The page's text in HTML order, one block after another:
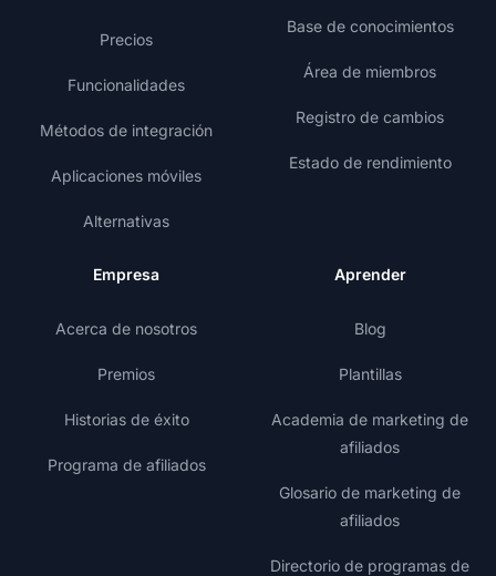
Precios
Funcionalidades
Métodos de integración
Aplicaciones móviles
Alternativas
Base de conocimientos
Área de miembros
Registro de cambios
Estado de rendimiento
Empresa
Acerca de nosotros
Premios
Historias de éxito
Programa de afiliados
Aprender
Blog
Plantillas
Academia de marketing de
afiliados
Glosario de marketing de
afiliados
Directorio de programas de